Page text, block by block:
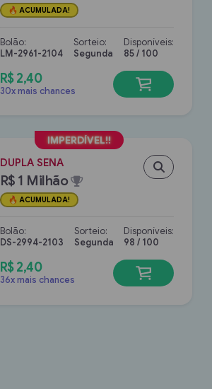
ACUMULADA!
Bolão:
LM-2961-2104
Sorteio:
Segunda
Disponíveis:
85 / 100
R$ 2,40
30x mais chances
DUPLA SENA
R$ 1 Milhão
ACUMULADA!
Bolão:
DS-2994-2103
Sorteio:
Segunda
Disponíveis:
98 / 100
R$ 2,40
36x mais chances